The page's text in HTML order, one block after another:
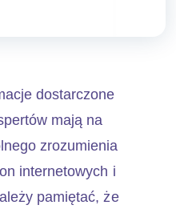
dostarczone
mają na
zrozumienia
internetowych i
pamiętać, że